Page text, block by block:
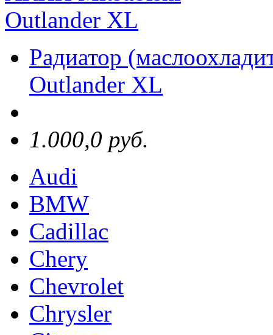
Радиатор
Outlander XL
1.000,0 руб.
Audi
BMW
Cadillac
Chery
Chevrolet
Chrysler